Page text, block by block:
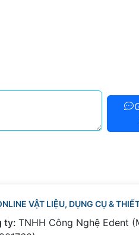
VẬT LIỆU, DỤNG CỤ &
ty: TNHH Công Nghệ Edent